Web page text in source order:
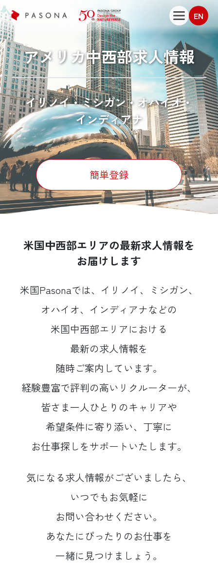
EN
アメリカ中西部求人情報
イリノイ・ミシガン・オハイオ・
インディアナ
簡単登録
米国中西部エリアの最新求人情報を
お届けします
米国Pasonaでは、 イリノイ、
ミシガン、
オハイオ、 インディアナなどの
米国中西部エリアにおける
最新の求人情報を
随時ご案内しています。
経験豊富で評判の高い リクルーターが、
皆さま一人ひとりのキャリアや
希望条件に寄り添い、 丁寧に
お仕事探しをサポートいたします。
気になる求人情報がございましたら、
いつでもお気軽に
お問い合わせください。
あなたにぴったりのお仕事を
一緒に見つけましょう。